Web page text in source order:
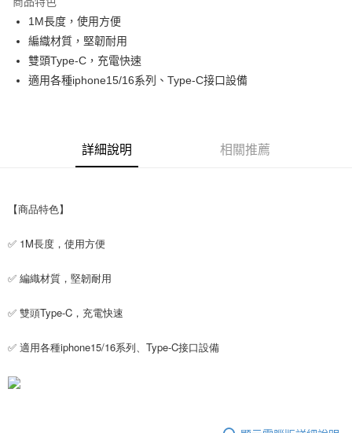
Apple Pay
街口支付
悠遊付
全家取貨付款
每筆NT$65，滿NT$690(含以上)免運費
付款後7-11取貨
每筆NT$65，滿NT$690(含以上)免運費
每筆NT$100，滿NT$990(含以上)免運費
1M長度，使用方便
編織材質，堅韌耐用
雙頭Type-C，充電快速
適用各種iphone15/16系列、Type-C接口設備
詳細說明 相關推薦
【商品特色】
✅ 1M長度，使用方便
✅ 編織材質，堅韌耐用
✅ 雙頭Type-C，充電快速
✅ 適用各種iphone15/16系列、Type-C接口設備